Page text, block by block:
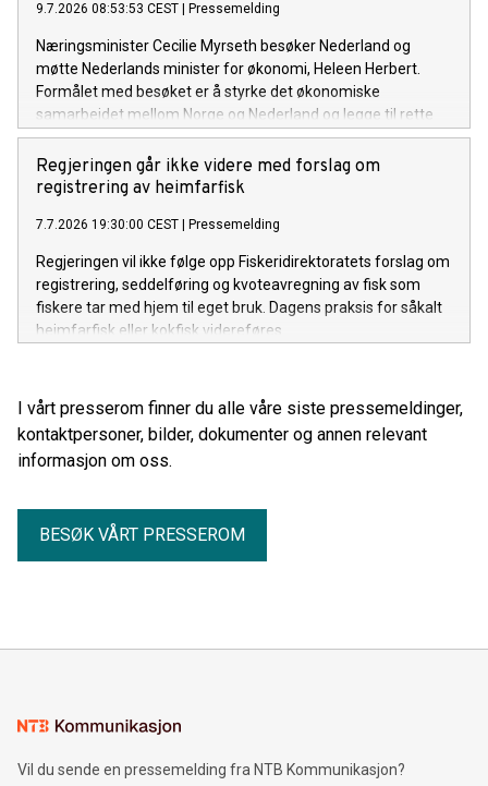
9.7.2026 08:53:53 CEST Pressemelding
Næringsminister Cecilie Myrseth besøker Nederland og
møtte Nederlands minister for økonomi, Heleen Herbert.
Formålet med besøket er å styrke det økonomiske
samarbeidet mellom Norge og Nederland og legge til rette
for økt handel, investeringer og næringslivssamarbeid.
Regjeringen går ikke videre med forslag om
registrering av heimfarfisk
7.7.2026 19:30:00 CEST Pressemelding
Regjeringen vil ikke følge opp Fiskeridirektoratets forslag om
registrering, seddelføring og kvoteavregning av fisk som
fiskere tar med hjem til eget bruk. Dagens praksis for såkalt
heimfarfisk eller kokfisk videreføres.
I vårt presserom finner du alle våre siste pressemeldinger,
kontaktpersoner, bilder, dokumenter og annen relevant
informasjon om oss.
BESØK VÅRT PRESSEROM
Vil du sende en pressemelding fra NTB Kommunikasjon?